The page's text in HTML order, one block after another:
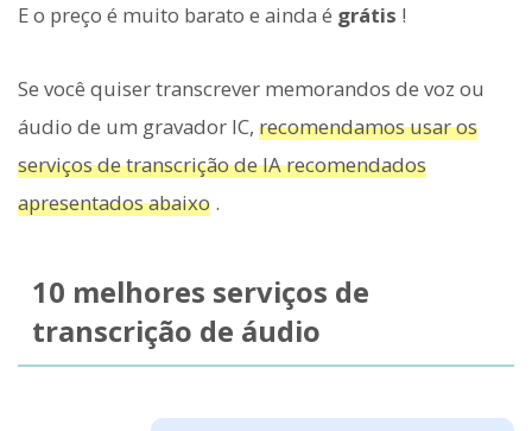
E o preço é muito barato e ainda é grátis !
Se você quiser transcrever memorandos de voz ou
áudio de um gravador IC, recomendamos usar os
serviços de transcrição de IA recomendados
apresentados abaixo .
10 melhores serviços de
transcrição de áudio